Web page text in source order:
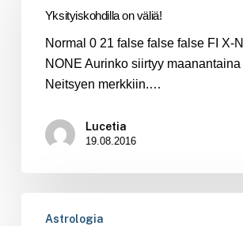
Yksityiskohdilla on väliä!
Normal 0 21 false false false FI X-
NONE Aurinko siirtyy maanantaina
Neitsyen merkkiin.…
Lucetia
19.08.2016
Astrologia